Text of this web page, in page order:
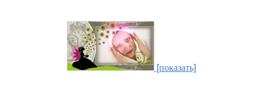
[показать]